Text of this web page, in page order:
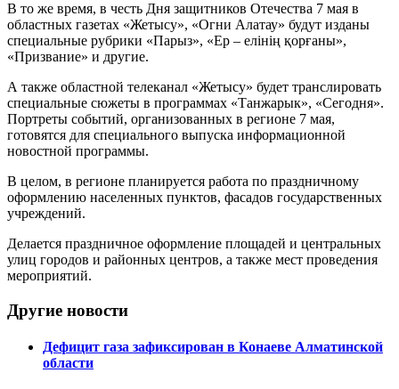
В то же время, в честь Дня защитников Отечества 7 мая в
областных газетах «Жетысу», «Огни Алатау» будут изданы
специальные рубрики «Парыз», «Ер – елінің қорғаны»,
«Призвание» и другие.
А также областной телеканал «Жетысу» будет транслировать
специальные сюжеты в программах «Танжарык», «Сегодня».
Портреты событий, организованных в регионе 7 мая,
готовятся для специального выпуска информационной
новостной программы.
В целом, в регионе планируется работа по праздничному
оформлению населенных пунктов, фасадов государственных
учреждений.
Делается праздничное оформление площадей и центральных
улиц городов и районных центров, а также мест проведения
мероприятий.
Другие новости
Дефицит газа зафиксирован в Конаеве Алматинской
области